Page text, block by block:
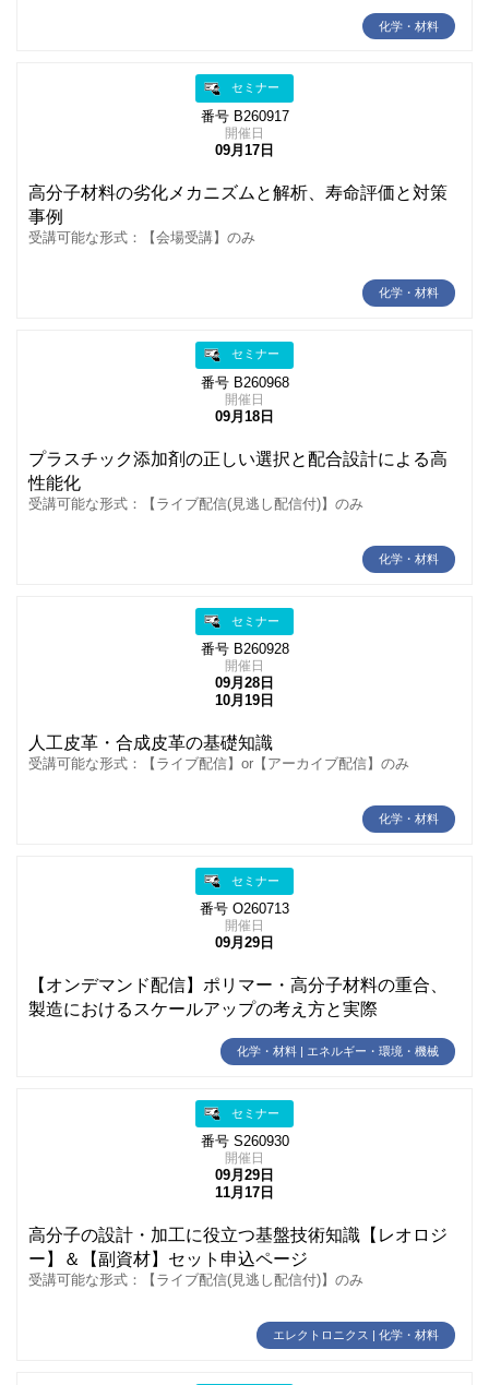
化学・材料
セミナー
番号 B260917
開催日
09月17日
高分子材料の劣化メカニズムと解析、寿命評価と対策
事例
受講可能な形式：【会場受講】のみ
化学・材料
セミナー
番号 B260968
開催日
09月18日
プラスチック添加剤の正しい選択と配合設計による高
性能化
受講可能な形式：【ライブ配信(見逃し配信付)】のみ
化学・材料
セミナー
番号 B260928
開催日
09月28日
10月19日
人工皮革・合成皮革の基礎知識
受講可能な形式：【ライブ配信】or【アーカイブ配信】のみ
化学・材料
セミナー
番号 O260713
開催日
09月29日
【オンデマンド配信】ポリマー・高分子材料の重合、
製造におけるスケールアップの考え方と実際
化学・材料 | エネルギー・環境・機械
セミナー
番号 S260930
開催日
09月29日
11月17日
高分子の設計・加工に役立つ基盤技術知識【レオロジ
ー】＆【副資材】セット申込ページ
受講可能な形式：【ライブ配信(見逃し配信付)】のみ
エレクトロニクス | 化学・材料